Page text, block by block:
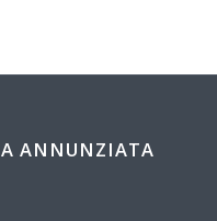
ANNUNZIATA